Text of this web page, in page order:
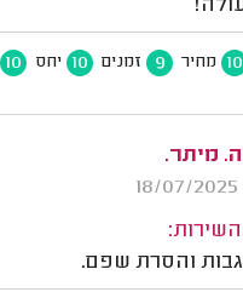
10 מחיר 9 זמנים 10 יחס 10
מיתר.
גבות והסרת שפם.